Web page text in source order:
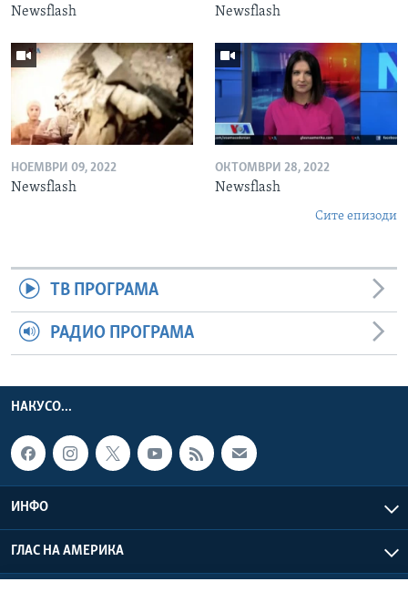
Newsflash Newsflash
НОЕМВРИ 09, 2022
Newsflash
ОКТОМВРИ 28, 2022
Newsflash
Сите епизоди
ТВ ПРОГРАМА
РАДИО ПРОГРАМА
НАКУСО...
ИНФО
ГЛАС НА АМЕРИКА